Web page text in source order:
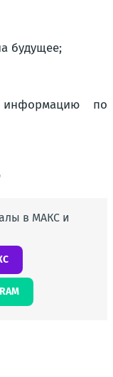
будущее;
информацию по
в МАКС и